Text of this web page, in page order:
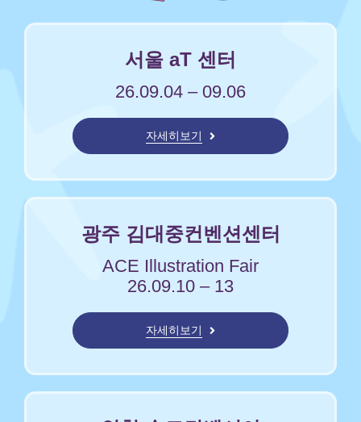
서울 aT 센터
26.09.04 – 09.06
자세히보기
광주 김대중컨벤션센터
ACE Illustration Fair
26.09.10 – 13
자세히보기